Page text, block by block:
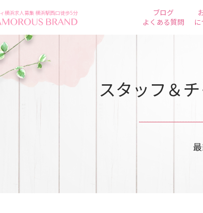
横浜求人募集 横浜駅西口徒歩5分
ブログ
よくある質問
スタッフ＆